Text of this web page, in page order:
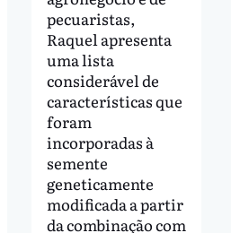
pecuaristas,
Raquel apresenta
uma lista
considerável de
características que
foram
incorporadas à
semente
geneticamente
modificada a partir
da combinação com